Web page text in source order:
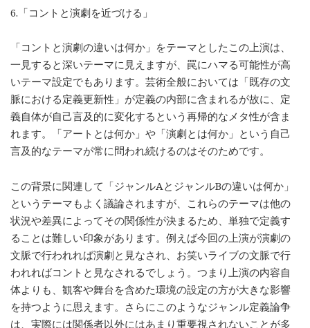
6.「コントと演劇を近づける」
「コントと演劇の違いは何か」をテーマとしたこの上演は、
一見すると深いテーマに見えますが、罠にハマる可能性が高
いテーマ設定でもあります。芸術全般においては「既存の文
脈における定義更新性」が定義の内部に含まれるが故に、定
義自体が自己言及的に変化するという再帰的なメタ性が含ま
れます。「アートとは何か」や「演劇とは何か」という自己
言及的なテーマが常に問われ続けるのはそのためです。
この背景に関連して「ジャンルAとジャンルBの違いは何か」
というテーマもよく議論されますが、これらのテーマは他の
状況や差異によってその関係性が決まるため、単独で定義す
ることは難しい印象があります。例えば今回の上演が演劇の
文脈で行われれば演劇と見なされ、お笑いライブの文脈で行
われればコントと見なされるでしょう。つまり上演の内容自
体よりも、観客や舞台を含めた環境の設定の方が大きな影響
を持つように思えます。さらにこのようなジャンル定義論争
は、実際には関係者以外にはあまり重要視されないことが多